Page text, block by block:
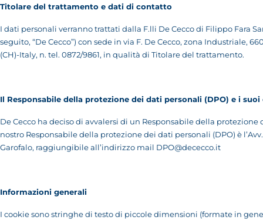
Titolare del trattamento e dati di contatto
I dati personali verranno trattati dalla F.lli De Cecco di Filippo Fara
seguito, “De Cecco”) con sede in via F. De Cecco, zona Industriale,
(CH)-Italy, n. tel. 0872/9861, in qualità di Titolare del trattamento.
Il Responsabile della protezione dei dati personali (DPO) e i
De Cecco ha deciso di avvalersi di un Responsabile della protezione
nostro Responsabile della protezione dei dati personali (DPO) è
Garofalo, raggiungibile all’indirizzo mail DPO@dececco.it
Informazioni generali
I cookie sono stringhe di testo di piccole dimensioni (formate in